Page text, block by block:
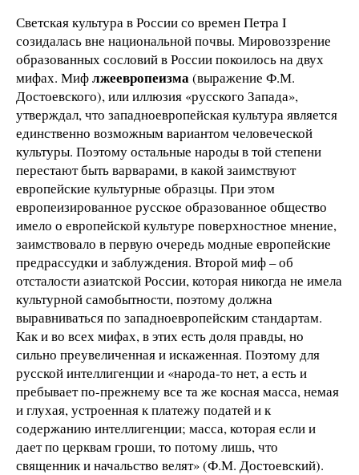
Светская культура в России со времен Петра I
созидалась вне национальной почвы. Мировоззрение
образованных сословий в России покоилось на двух
мифах. Мифлжеевропеизма(выражение Ф.М.
Достоевского), или иллюзия «русского Запада»,
утверждал, что западноевропейская культура является
единственно возможным вариантом человеческой
культуры. Поэтому остальные народы в той степени
перестают быть варварами, в какой заимствуют
европейские культурные образцы. При этом
европеизированное русское образованное общество
имело о европейской культуре поверхностное мнение,
заимствовало в первую очередь модные европейские
предрассудки и заблуждения. Второй миф – об
отсталости азиатской России, которая никогда не имела
культурной самобытности, поэтому должна
выравниваться по западноевропейским стандартам.
Как и во всех мифах, в этих есть доля правды, но
сильно преувеличенная и искаженная. Поэтому для
русской интеллигенции и «народа-то нет, а есть и
пребывает по-прежнему все та же косная масса, немая
и глухая, устроенная к платежу податей и к
содержанию интеллигенции; масса, которая если и
дает по церквам гроши, то потому лишь, что
священник и начальство велят» (Ф.М. Достоевский).